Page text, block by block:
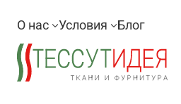
О нас Условия Блог